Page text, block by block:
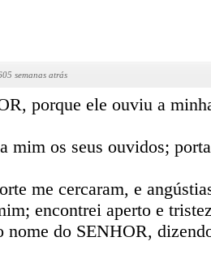
semanas atrás
porque ele ouviu a
mim os seus ouvidos;
me cercaram, e
encontrei aperto e
nome do SENHOR,